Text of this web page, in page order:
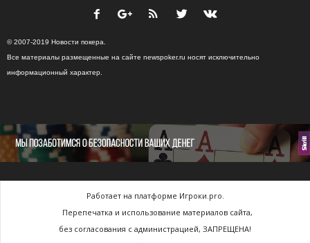
© 2007-2019 Новости покера.
Все материалы размещенные на сайте newspoker.ru носят исключительно
информационный характер.
Работает на платформе Игроки.pro.
Перепечатка и использование материалов сайта,
без согласования с администрацией, ЗАПРЕЩЕНА!